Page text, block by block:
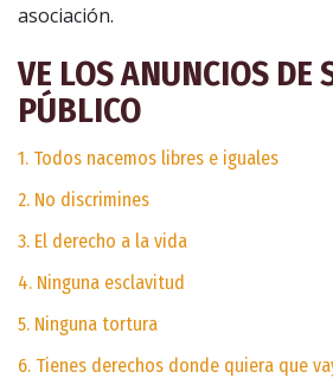
asociación.
VE LOS ANUNCIOS DE
PÚBLICO
1. Todos nacemos libres e iguales
2. No discrimines
3. El derecho a la vida
4. Ninguna esclavitud
5. Ninguna tortura
6. Tienes derechos donde quiera que